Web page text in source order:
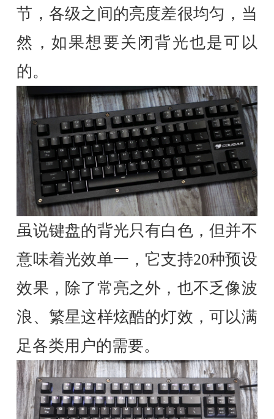
节，各级之间的亮度差很均匀，当
然，如果想要关闭背光也是可以
的。
虽说键盘的背光只有白色，但并不
意味着光效单一，它支持20种预设
效果，除了常亮之外，也不乏像波
浪、繁星这样炫酷的灯效，可以满
足各类用户的需要。